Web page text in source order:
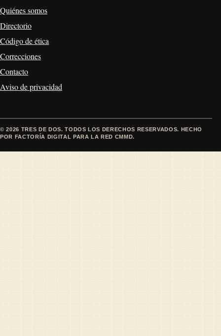
Quiénes somos
Directorio
Código de ética
Correcciones
Contacto
Aviso de privacidad
© 2026 TRES DE DOS. TODOS LOS DERECHOS RESERVADOS. HECHO
POR FACTORÍA DIGITAL PARA LA RED CMMD.